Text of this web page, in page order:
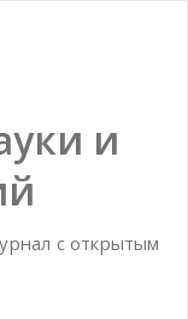
и
с открытым